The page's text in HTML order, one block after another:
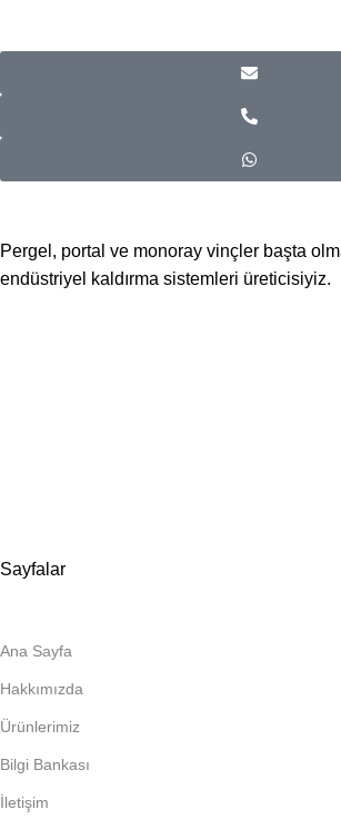
Pergel, portal ve monoray vinçler başta
endüstriyel kaldırma sistemleri üreticisiyiz.
Sayfalar
Ana Sayfa
Hakkımızda
Ürünlerimiz
Bilgi Bankası
İletişim